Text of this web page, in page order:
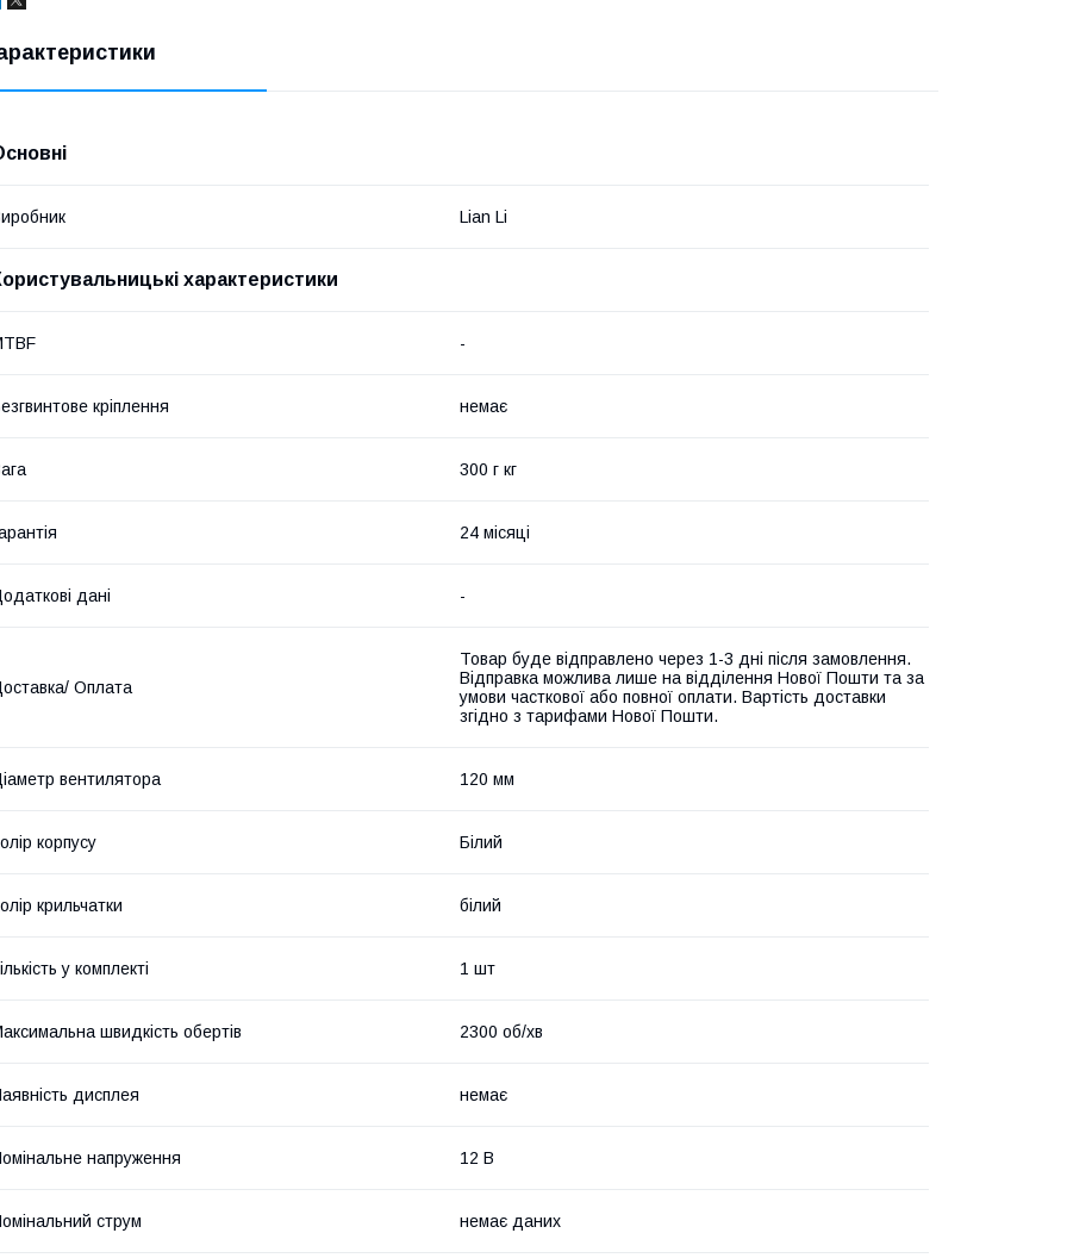
Lian Li
характеристики
-
кріплення немає
300 г кг
24 місяці
дані -
Оплата
Товар буде відправлено через 1-3 дні після замовлення.
Відправка можлива лише на відділення Нової Пошти та за
умови часткової або повної оплати. Вартість доставки
згідно з тарифами Нової Пошти.
вентилятора 120 мм
корпусу Білий
крильчатки білий
у комплекті 1 шт
швидкість обертів 2300 об/хв
дисплея немає
напруження 12 В
струм немає даних